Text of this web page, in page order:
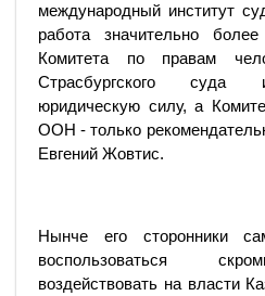
международный институт
работа значительно
Комитета по правам
Страсбургского суда
юридическую силу, а
ООН - только
Евгений Жовтис.
Нынче его сторонники
воспользоваться
воздействовать на власти